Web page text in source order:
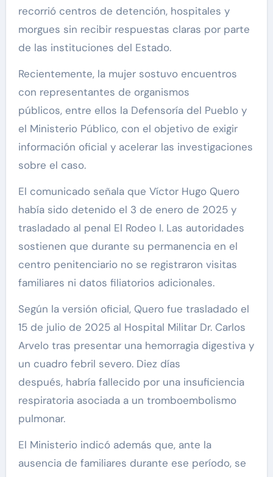
recorrió centros de detención, hospitales y
morgues sin recibir respuestas claras por parte
de las instituciones del Estado.
Recientemente, la mujer sostuvo encuentros
con representantes de organismos
públicos,entre ellos la Defensoría del Pueblo y
el Ministerio Público, con el objetivo de exigir
información oficial y acelerar las investigaciones
sobre el caso.
El comunicado señala que Víctor Hugo Quero
había sido detenido el 3 de enero de 2025 y
trasladado al penal El Rodeo I. Las autoridades
sostienen que durante su permanencia en el
centro penitenciario no se registraron visitas
familiares ni datos filiatorios adicionales.
Según la versión oficial, Quero fue trasladado el
15 de julio de 2025 al Hospital Militar Dr. Carlos
Arvelo tras presentar una hemorragia digestiva y
un cuadro febril severo. Diez días
después, habría fallecido por una insuficiencia
respiratoria asociada a un tromboembolismo
pulmonar.
El Ministerio indicó además que, ante la
ausencia de familiares durante ese período, se